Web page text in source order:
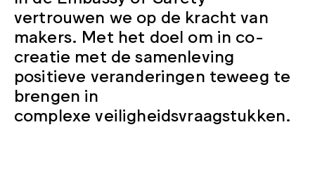
vertrouwen we op de kracht van
makers. Met het doel om in co-
creatie met de samenleving
positieve veranderingen teweeg te
brengen in
complexe veiligheidsvraagstukken.